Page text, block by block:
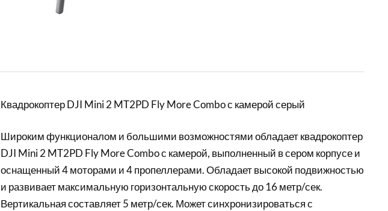
Квадрокоптер DJI Mini 2 MT2PD Fly More Combo с камерой серый
Широким функционалом и большими возможностями обладает квадрокоптер
DJI Mini 2 MT2PD Fly More Combo с камерой, выполненный в сером корпусе и
оснащенный 4 моторами и 4 пропеллерами. Обладает высокой подвижностью
и развивает максимальную горизонтальную скорость до 16 метр/сек.
Вертикальная составляет 5 метр/сек. Может синхронизироваться с